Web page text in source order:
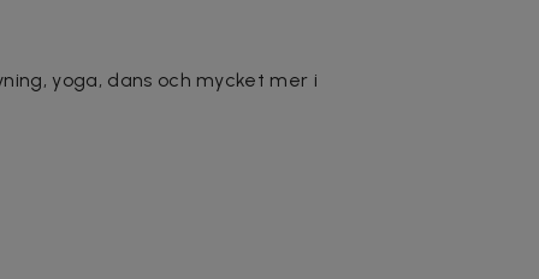
yoga, dans och mycket mer i